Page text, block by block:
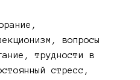
вопросы
трудности в
стресс,